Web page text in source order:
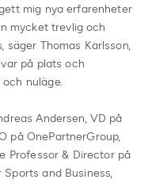
mig nya erfarenheter
mycket trevlig och
säger Thomas Karlsson,
på plats och
nuläge.
Andersen, VD på
på OnePartnerGroup,
Professor & Director på
and Business,